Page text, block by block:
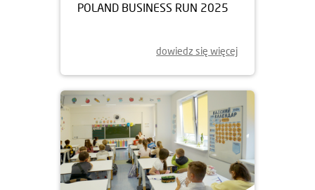
POLAND BUSINESS RUN 2025
dowiedz się więcej